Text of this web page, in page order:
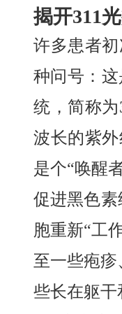
揭开311
许多患者
种问号：
统，简称
波长的紫
是个“唤醒
促进黑色素
胞重新“工
至一些疱
些长在躯干